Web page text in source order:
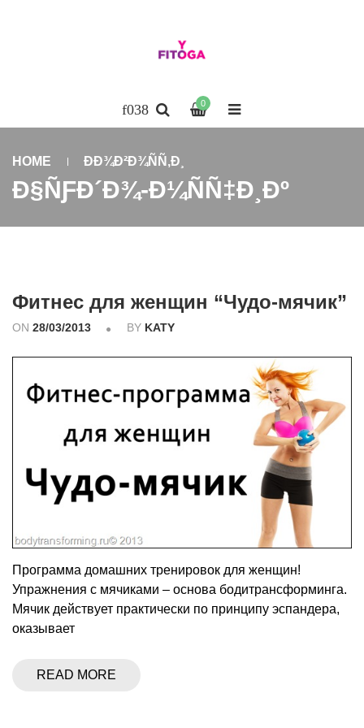
0
HOME ÐÐ¾Ð²Ð¾ÑÑ‚Ð¸
Ð§ÑƑÐ´Ð¾-Ð¼ÑÑ‡Ð¸Ðº
Фитнес для женщин “Чудо-мячик”
ON 28/03/2013 BY KATY
Программа домашних тренировок для женщин!
Упражнения с мячиками – основа бодитрансформинга.
Мячик действует практически по принципу эспандера,
оказывает
READ MORE